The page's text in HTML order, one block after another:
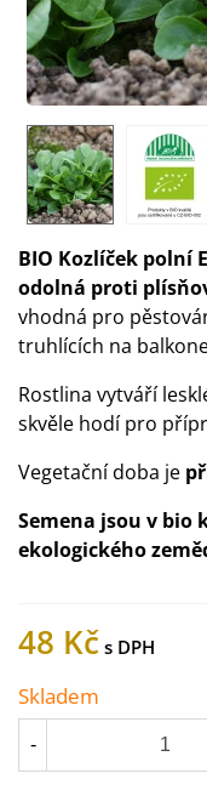
BIO Kozlíček polní
odolná proti
vhodná pro
truhlících na
Rostlina vytváří
skvěle hodí pro
Vegetační doba je
Semena jsou v bio
ekologického
48 Kč
Skladem
-